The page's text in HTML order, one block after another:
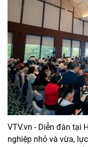
VTV.vn - Diễn đàn tại
nghiệp nhỏ và vừa,